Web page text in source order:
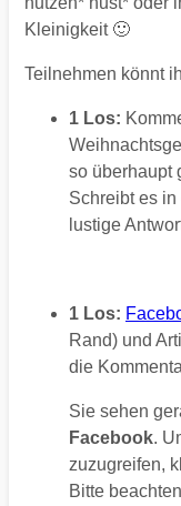
Kleinigkeit 🙂
Teilnehmen könnt
1 Los:
so überhaupt
Schreibt es
lustige
1 Los:
Rand) und
die
Sie sehen
Facebook.
zuzugreifen,
Bitte